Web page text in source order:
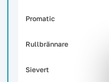
Promatic
Rullbrännare
Sievert